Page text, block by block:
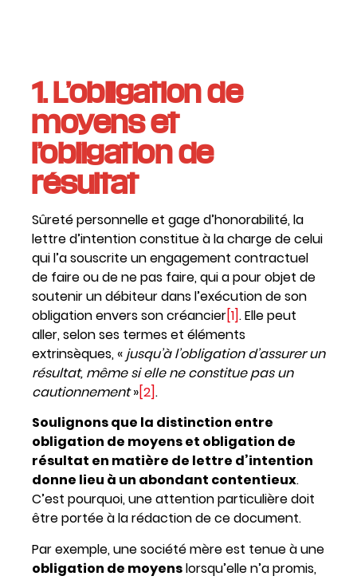
1. L’obligation de
moyens et
l’obligationde
résultat
Sûreté personnelle et gage d’honorabilité, la
lettre d’intention constitue à la charge de celui
qui l’a souscrite un engagement contractuel
de faire ou de ne pas faire, qui a pour objet de
soutenir un débiteur dans l’exécution de son
obligation envers son créancier[1]. Elle peut
aller, selon ses termes et éléments
extrinsèques, « jusqu’à l’obligation d’assurer un
résultat, même si elle ne constitue pas un
cautionnement»[2].
Soulignons que la distinction entre
obligation de moyens et obligation de
résultat en matière de lettre d’intention
donne lieu à un abondant contentieux.
C’est pourquoi, une attention particulière doit
être portée à la rédaction de ce document.
Par exemple, une société mère est tenue à une
obligation de moyenslorsqu’elle n’a promis,